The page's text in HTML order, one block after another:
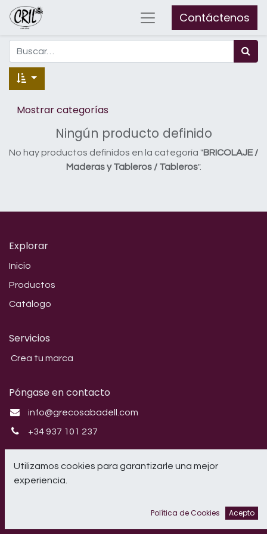
Contáctenos
Mostrar categorías
Ningún producto definido
No hay productos definidos en la categoría "BRICOLAJE /
Maderas y Tableros / Tableros".
Explorar
Inicio
Productos
Catálogo
Servicios
Crea tu marca
Póngase en contacto
info@grecosabadell.com
+34 937 101 237
Síganos
Instagram
Utilizamos cookies para garantizarle una mejor
experiencia.
Política de Cookies Acepto